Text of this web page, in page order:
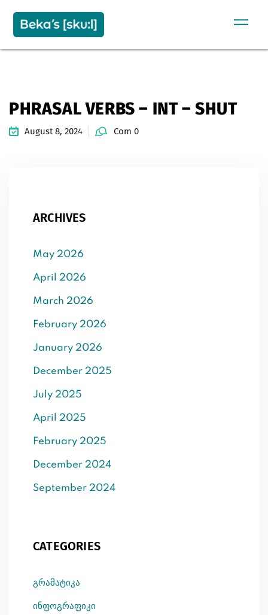
PHRASAL VERBS – INT – SHUT
August 8, 2024 Com 0
ARCHIVES
May 2026
April 2026
March 2026
February 2026
January 2026
December 2025
July 2025
April 2025
February 2025
December 2024
September 2024
CATEGORIES
გრამატიკა
ინფოგრაფიკი
Sign in
Already have an account?